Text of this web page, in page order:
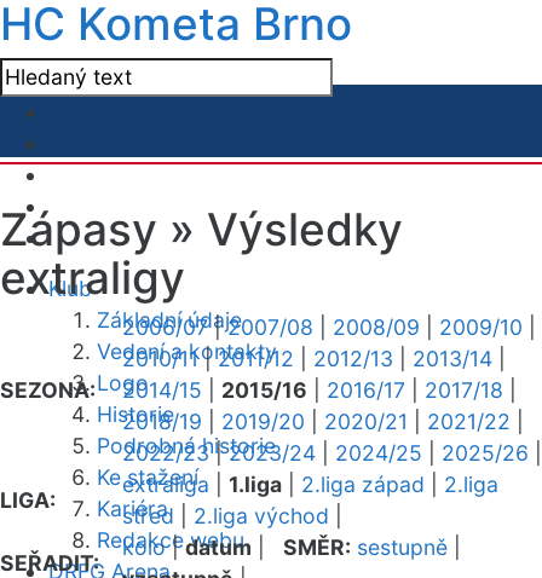
HC Kometa Brno
Klub
Základní údaje
Vedení a kontakty
Logo
Historie
Podrobná historie
Ke stažení
Kariéra
Redakce webu
DRFG Arena
Zápasy » Výsledky
extraligy
SEZONA:
2006/07|2007/08 2008/09 2009/10
2010/11|2011/12 2012/13 2013/14
2014/15
2015/16 2016/17 2017/18
2018/19
2019/20 2020/21 2021/22
2022/23|2023/24 2024/25 2025/26
LIGA:
extraliga 1.liga 2.liga západ
2.liga
střed
2.liga východ
SEŘADIT:
kolo|datum SMĚR: sestupně